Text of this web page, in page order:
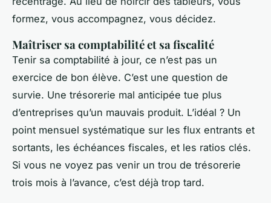
formez, vous accompagnez, vous décidez.
Maîtriser sa comptabilité et sa fiscalité
Tenir sa comptabilité à jour, ce n’est pas un
exercice de bon élève. C’est une question de
survie. Une trésorerie mal anticipée tue plus
d’entreprises qu’un mauvais produit. L’idéal ? Un
point mensuel systématique sur les flux entrants et
sortants, les échéances fiscales, et les ratios clés.
Si vous ne voyez pas venir un trou de trésorerie
trois mois à l’avance, c’est déjà trop tard.